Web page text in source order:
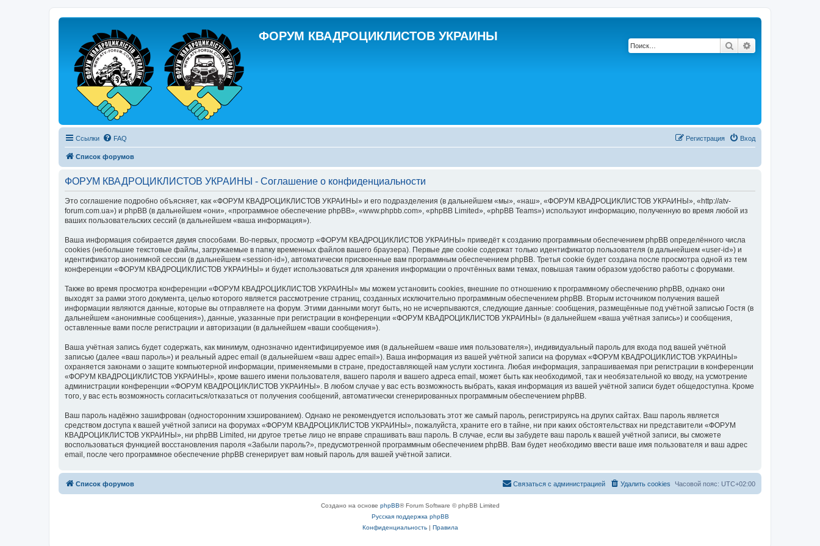
ФОРУМ КВАДРОЦИКЛИСТОВ УКРАИНЫ
Поиск
Ссылки FAQ Вход
Регистрация
Список форумов
ФОРУМ КВАДРОЦИКЛИСТОВ УКРАИНЫ - Соглашение о конфиденциальности
Это соглашение подробно объясняет, как «ФОРУМ КВАДРОЦИКЛИСТОВ УКРАИНЫ» и его подразделения (в дальнейшем «мы», «наш», «ФОРУМ КВАДРОЦИКЛИСТОВ УКРАИНЫ», «http://atv-
forum.com.ua») и phpBB (в дальнейшем «они», «программное обеспечение phpBB», «www.phpbb.com», «phpBB Limited», «phpBB Teams») используют информацию, полученную во время любой из
ваших пользовательских сессий (в дальнейшем «ваша информация»).
Ваша информация собирается двумя способами. Во-первых, просмотр «ФОРУМ КВАДРОЦИКЛИСТОВ УКРАИНЫ» приведёт к созданию программным обеспечением phpBB определённого числа
cookies (небольшие текстовые файлы, загружаемые в папку временных файлов вашего браузера). Первые две cookie содержат только идентификатор пользователя (в дальнейшем «user-id») и
идентификатор анонимной сессии (в дальнейшем «session-id»), автоматически присвоенные вам программным обеспечением phpBB. Третья cookie будет создана после просмотра одной из тем
конференции «ФОРУМ КВАДРОЦИКЛИСТОВ УКРАИНЫ» и будет использоваться для хранения информации о прочтённых вами темах, повышая таким образом удобство работы с форумами.
Также во время просмотра конференции «ФОРУМ КВАДРОЦИКЛИСТОВ УКРАИНЫ» мы можем установить cookies, внешние по отношению к программному обеспечению phpBB, однако они
выходят за рамки этого документа, целью которого является рассмотрение страниц, созданных исключительно программным обеспечением phpBB. Вторым источником получения вашей
информации являются данные, которые вы отправляете на форум. Этими данными могут быть, но не исчерпываются, следующие данные: сообщения, размещённые под учётной записью Гостя (в
дальнейшем «анонимные сообщения»), данные, указанные при регистрации в конференции «ФОРУМ КВАДРОЦИКЛИСТОВ УКРАИНЫ» (в дальнейшем «ваша учётная запись») и сообщения,
оставленные вами после регистрации и авторизации (в дальнейшем «ваши сообщения»).
Ваша учётная запись будет содержать, как минимум, однозначно идентифицируемое имя (в дальнейшем «ваше имя пользователя»), индивидуальный пароль для входа под вашей учётной
записью (далее «ваш пароль») и реальный адрес email (в дальнейшем «ваш адрес email»). Ваша информация из вашей учётной записи на форумах «ФОРУМ КВАДРОЦИКЛИСТОВ УКРАИНЫ»
охраняется законами о защите компьютерной информации, применяемыми в стране, предоставляющей нам услуги хостинга. Любая информация, запрашиваемая при регистрации в конференции
«ФОРУМ КВАДРОЦИКЛИСТОВ УКРАИНЫ», кроме вашего имени пользователя, вашего пароля и вашего адреса email, может быть как необходимой, так и необязательной ко вводу, на усмотрение
администрации конференции «ФОРУМ КВАДРОЦИКЛИСТОВ УКРАИНЫ». В любом случае у вас есть возможность выбрать, какая информация из вашей учётной записи будет общедоступна. Кроме
того, у вас есть возможность согласиться/отказаться от получения сообщений, автоматически сгенерированных программным обеспечением phpBB.
Ваш пароль надёжно зашифрован (односторонним хэшированием). Однако не рекомендуется использовать этот же самый пароль, регистрируясь на других сайтах. Ваш пароль является
средством доступа к вашей учётной записи на форумах «ФОРУМ КВАДРОЦИКЛИСТОВ УКРАИНЫ», пожалуйста, храните его в тайне, ни при каких обстоятельствах ни представители «ФОРУМ
КВАДРОЦИКЛИСТОВ УКРАИНЫ», ни phpBB Limited, ни другое третье лицо не вправе спрашивать ваш пароль. В случае, если вы забудете ваш пароль к вашей учётной записи, вы сможете
воспользоваться функцией восстановления пароля «Забыли пароль?», предусмотренной программным обеспечением phpBB. Вам будет необходимо ввести ваше имя пользователя и ваш адрес
email, после чего программное обеспечение phpBB сгенерирует вам новый пароль для вашей учётной записи.
Список форумов Часовой пояс: UTC+02:00
Удалить cookies
Связаться с администрацией
Создано на основе phpBB® Forum Software © phpBB Limited
Русская поддержка phpBB
Конфиденциальность| Правила